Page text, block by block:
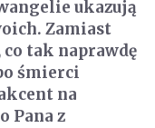
ukazują
Zamiast
tak naprawdę
śmierci
na
Pana z